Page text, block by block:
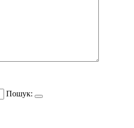
Пошук: